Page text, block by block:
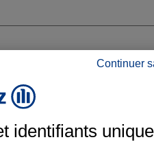
Continuer
identifiants